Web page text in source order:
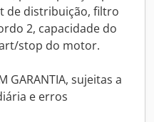
de distribuição, filtro
2, capacidade do
stop do motor.
GARANTIA, sujeitas a
e erros